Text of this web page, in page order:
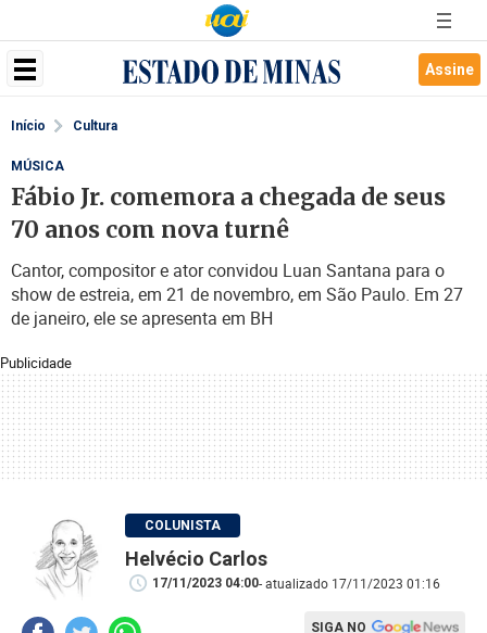
Assine
Início Cultura
Publicidade
MÚSICA
Fábio Jr. comemora a chegada de seus
70 anos com nova turnê
Cantor, compositor e ator convidou Luan Santana para o
show de estreia, em 21 de novembro, em São Paulo. Em 27
de janeiro, ele se apresenta em BH
Helvécio Carlos
17/11/2023 04:00- atualizado 17/11/2023 01:16
SIGA NO